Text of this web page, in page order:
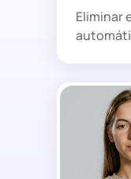
Eliminar